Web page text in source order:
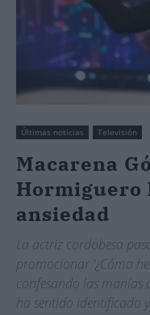
Últimas noticias Televisión
Macarena
Hormiguero
ansiedad
La actriz cordobesa
promocionar '¿Cómo
confesando las manías
ha sentido identificado